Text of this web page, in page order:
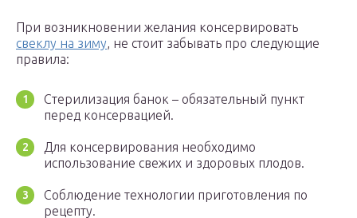
При возникновении желания консервировать
свеклу на зиму, не стоит забывать про следующие
правила:
Стерилизация банок – обязательный пункт
перед консервацией.
Для консервирования необходимо
использование свежих и здоровых плодов.
Соблюдение технологии приготовления по
рецепту.